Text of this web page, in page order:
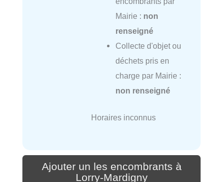
Mairie : non
renseigné
Collecte d'objet ou
déchets pris en
charge par Mairie :
non renseigné
Horaires inconnus
Ajouter un les encombrants à
Lorry-Mardigny